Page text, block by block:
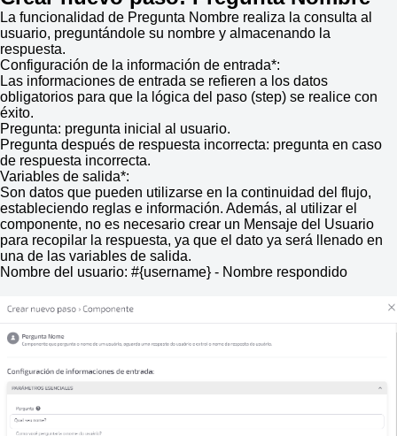
La funcionalidad de Pregunta Nombre realiza la consulta al
usuario, preguntándole su nombre y almacenando la
respuesta.
Configuración de la información de entrada*:
Las informaciones de entrada se refieren a los datos
obligatorios para que la lógica del paso (step) se realice con
éxito.
Pregunta: pregunta inicial al usuario.
Pregunta después de respuesta incorrecta: pregunta en caso
de respuesta incorrecta.
Variables de salida*:
Son datos que pueden utilizarse en la continuidad del flujo,
estableciendo reglas e información. Además, al utilizar el
componente, no es necesario crear un Mensaje del Usuario
para recopilar la respuesta, ya que el dato ya será llenado en
una de las variables de salida.
Nombre del usuario: #{username} - Nombre respondido